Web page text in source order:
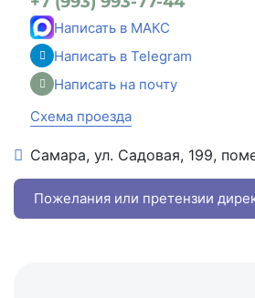
Написать в МАКС
Написать в Telegram
Написать на почту
Схема проезда
Самара, ул. Садовая, 199,
+7 (993) 993-77-22
Написать в МАКС
Пожелания или претензии